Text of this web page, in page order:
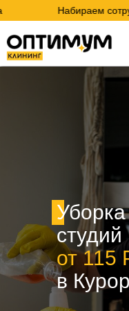
Набираем сотрудников в
Уборка
студий
от 115
в